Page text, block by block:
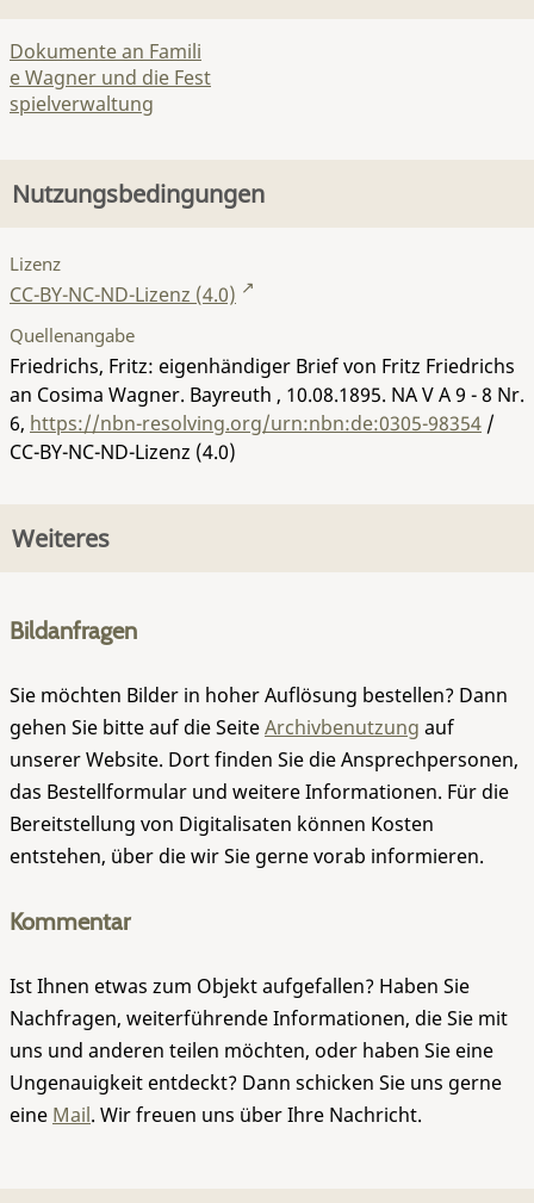
Dokumente an Famili
e Wagner und die Fest
spielverwaltung
Nutzungsbedingungen
Lizenz
CC-BY-NC-ND-Lizenz (4.0)
Quellenangabe
Friedrichs, Fritz: eigenhändiger Brief von Fritz Friedrichs
an Cosima Wagner. Bayreuth , 10.08.1895. NA V A 9 - 8 Nr.
6, https://nbn-resolving.org/urn:nbn:de:0305-98354 /
CC-BY-NC-ND-Lizenz (4.0)
Weiteres
Bildanfragen
Sie möchten Bilder in hoher Auflösung bestellen? Dann
gehen Sie bitte auf die SeiteArchivbenutzung auf
unserer Website. Dort finden Sie die Ansprechpersonen,
das Bestellformular und weitere Informationen. Für die
Bereitstellung von Digitalisaten können Kosten
entstehen, über die wir Sie gerne vorab informieren.
Kommentar
Ist Ihnen etwas zum Objekt aufgefallen? Haben Sie
Nachfragen, weiterführende Informationen, die Sie mit
uns und anderen teilen möchten, oder haben Sie eine
Ungenauigkeit entdeckt? Dann schicken Sie uns gerne
eine Mail. Wir freuen uns über Ihre Nachricht.